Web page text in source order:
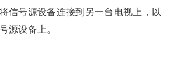
信号源设备连接到另一台电视上，以
源设备上。